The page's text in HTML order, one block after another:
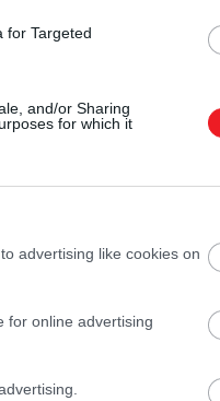
for Targeted
and/or Sharing
for which it
advertising like cookies on
for online advertising